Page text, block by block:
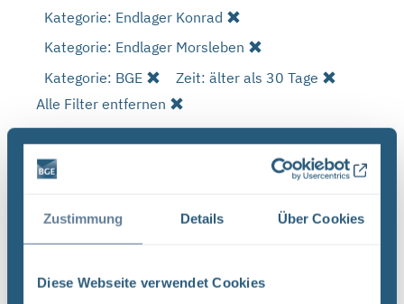
Zustimmung Details Über Cookies
Diese Webseite verwendet Cookies
Kategorie: Endlager Konrad
Kategorie: Endlager Morsleben
Kategorie: BGE
Zeit: älter als 30 Tage
Alle Filter entfernen
Es wurde 1 Ergebnis in 2 Millisekunden gefunden.
Zeige Ergebnisse 1 bis 1 von 1.